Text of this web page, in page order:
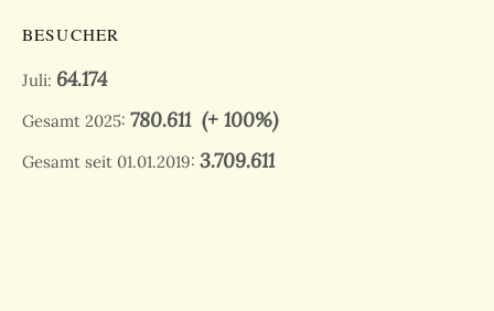
BESUCHER
Juli: 64.174
Gesamt 2025: 780.611(+ 100%)
Gesamt seit 01.01.2019: 3.709.611